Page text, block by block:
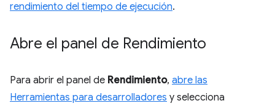
rendimiento del tiempo de ejecución.
Abre el panel de Rendimiento
Para abrir el panel de Rendimiento, abre las
Herramientas para desarrolladores y selecciona